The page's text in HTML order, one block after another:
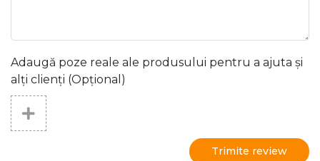
Adaugă poze reale ale produsului pentru a ajuta și
alți clienți (Opțional)
Trimite review